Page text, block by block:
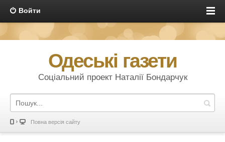
Войти
Одеські газети
Соціальний проект Наталії Бондарчук
Повна версія сайту